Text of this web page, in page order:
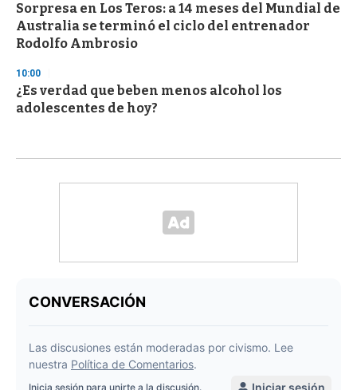
Sorpresa en Los Teros: a 14 meses del Mundial de
Australia se terminó el ciclo del entrenador
Rodolfo Ambrosio
10:00
¿Es verdad que beben menos alcohol los
adolescentes de hoy?